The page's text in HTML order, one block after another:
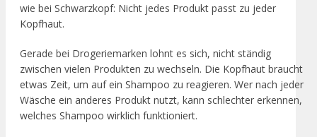
wie bei Schwarzkopf: Nicht jedes Produkt passt zu jeder
Kopfhaut.
Gerade bei Drogeriemarken lohnt es sich, nicht ständig
zwischen vielen Produkten zu wechseln. Die Kopfhaut braucht
etwas Zeit, um auf ein Shampoo zu reagieren. Wer nach jeder
Wäsche ein anderes Produkt nutzt, kann schlechter erkennen,
welches Shampoo wirklich funktioniert.